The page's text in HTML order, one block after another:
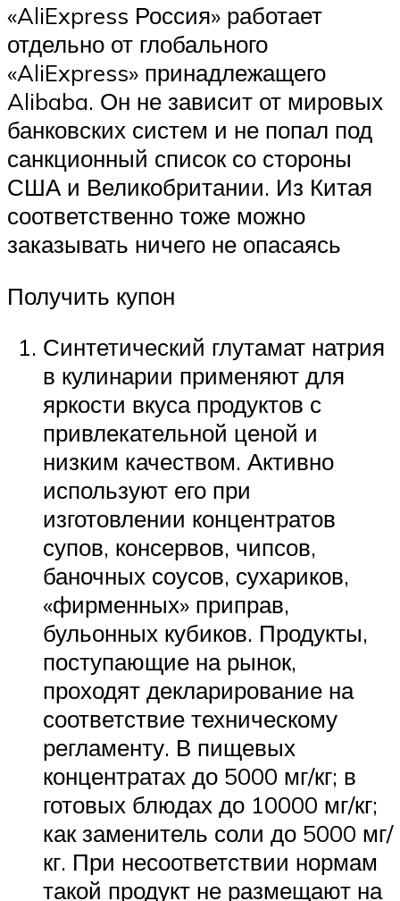
«AliExpress Россия» работает
отдельно от глобального
«AliExpress» принадлежащего
Alibaba. Он не зависит от мировых
банковских систем и не попал под
санкционный список со стороны
США и Великобритании. Из Китая
соответственно тоже можно
заказывать ничего не опасаясь
Получить купон
Синтетический глутамат натрия
в кулинарии применяют для
яркости вкуса продуктов с
привлекательной ценой и
низким качеством. Активно
используют его при
изготовлении концентратов
супов, консервов, чипсов,
баночных соусов, сухариков,
«фирменных» приправ,
бульонных кубиков. Продукты,
поступающие на рынок,
проходят декларирование на
соответствие техническому
регламенту. В пищевых
концентратах до 5000 мг/кг; в
готовых блюдах до 10000 мг/кг;
как заменитель соли до 5000 мг/
кг. При несоответствии нормам
такой продукт не размещают на